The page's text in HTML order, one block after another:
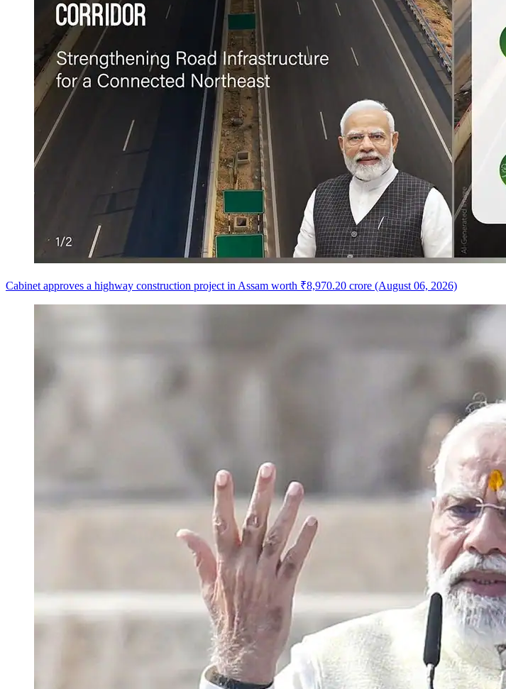
Cabinet approves a highway construction project in Assam worth ₹8,970.20 crore (August 06, 2026)